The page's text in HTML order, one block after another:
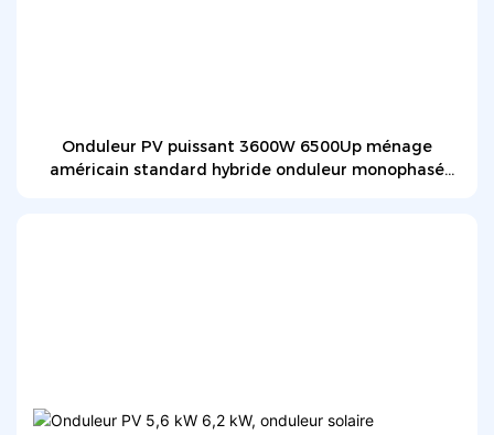
Onduleur PV puissant 3600W 6500Up ménage
américain standard hybride onduleur monophasé